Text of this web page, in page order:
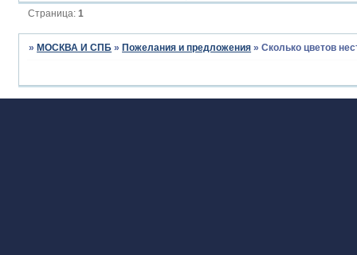
Страница:1
»МОСКВА И СПБ »Пожелания и предложения »Сколько цветов